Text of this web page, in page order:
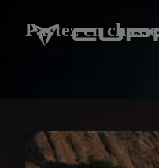
Partez en chasse